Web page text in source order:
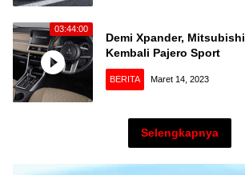
03:44:00
Demi Xpander,
Kembali Pajero Sport
BERITA Maret 14, 2023
Selengkapnya